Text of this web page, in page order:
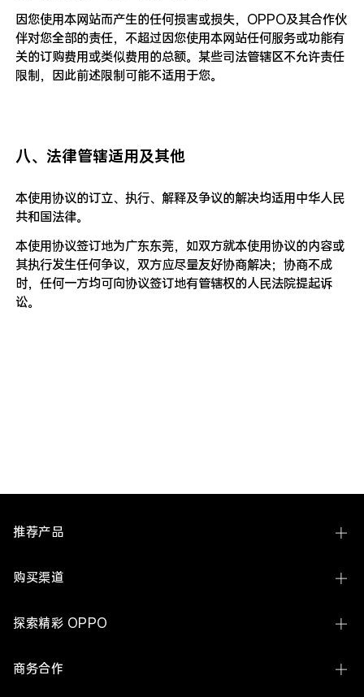
因您使用本网站而产生的任何损害或损失，OPPO及其合作伙
伴对您全部的责任，不超过因您使用本网站任何服务或功能有
关的订购费用或类似费用的总额。某些司法管辖区不允许责任
限制，因此前述限制可能不适用于您。
八、法律管辖适用及其他
本使用协议的订立、执行、解释及争议的解决均适用中华人民
共和国法律。
本使用协议签订地为广东东莞，如双方就本使用协议的内容或
其执行发生任何争议，双方应尽量友好协商解决；协商不成
时，任何一方均可向协议签订地有管辖权的人民法院提起诉
讼。
推荐产品
Find N6
Find X9s Pro
Reno16 系列
购买渠道
线下体验店
官方授权网店
探索精彩 OPPO
关于 OPPO
商务合作